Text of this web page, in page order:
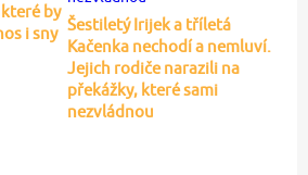
které by
i sny Šestiletý Irijek a tříletá
Kačenka nechodí a nemluví.
Jejich rodiče narazili na
překážky, které sami
nezvládnou